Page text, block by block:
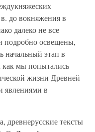
до вокняжения в
далеко не все
подробно освещены,
начальный этап в
как мы попытались
жизни Древней
явлениями в
древнерусские тексты